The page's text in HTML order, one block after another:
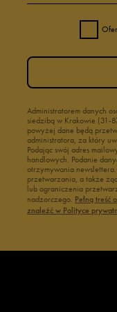
Administratorem danych
siedzibą w Krakowie (31-
powyżej dane będą
administratora, za który
Podając swój adres
handlowych. Podanie
otrzymywania
przetwarzania, a także
lub ograniczenia
nadzorczego. Pełną treść
znaleźć w Polityce